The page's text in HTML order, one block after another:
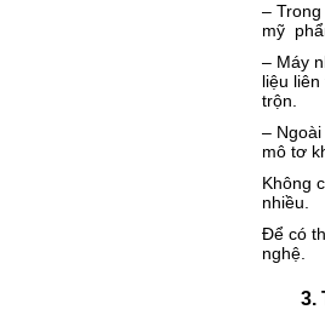
–
mỹ
– Máy
liệu
trộn.
–
mô tơ
Không
nhiều.
Để có
nghệ.
3.